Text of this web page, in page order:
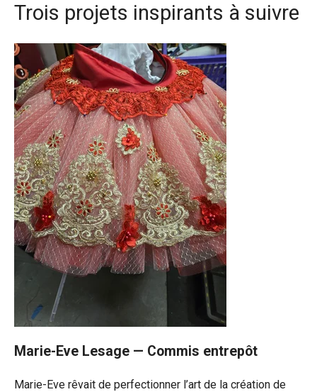
Trois projets inspirants à suivre
Marie-Eve Lesage — Commis entrepôt
Marie-Eve rêvait de perfectionner l’art de la création de